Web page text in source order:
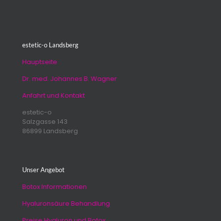
estetic-o Landsberg
Hauptseite
Dr. med. Johannes B. Wagner
Anfahrt und Kontakt
estetic-o
Salzgasse 143
86899 Landsberg
Unser Angebot
Botox Informationen
Hyaluronsäure Behandlung